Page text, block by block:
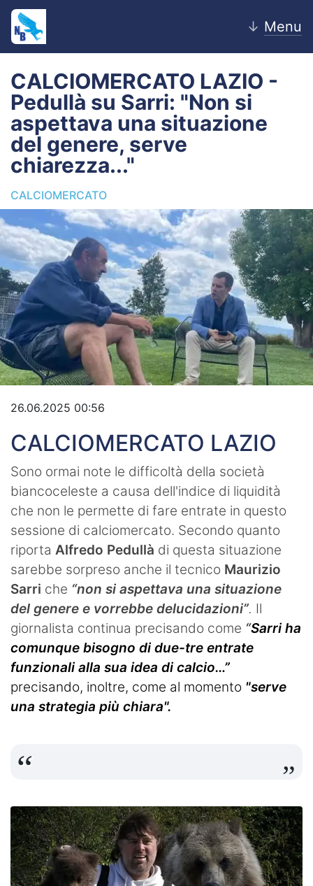
↓ Menu
Home
News
Editoriale
Pagelle
Settore Giovanile
Lazio Women
Calciomercato
Video
CALCIOMERCATO LAZIO -
Pedullà su Sarri: "Non si
aspettava una situazione
del genere, serve
chiarezza..."
CALCIOMERCATO
26.06.2025 00:56
CALCIOMERCATO LAZIO
Sono ormai note le difficoltà della società
biancoceleste a causa dell'indice di liquidità
che non le permette di fare entrate in questo
sessione di calciomercato. Secondo quanto
riporta Alfredo Pedullà di questa situazione
sarebbe sorpreso anche il tecnico Maurizio
Sarri che “non si aspettava una situazione
del genere e vorrebbe delucidazioni”. Il
giornalista continua precisando come “Sarri ha
comunque bisogno di due-tre entrate
funzionali alla sua idea di calcio…”
precisando, inoltre, come al momento "serve
una strategia più chiara".